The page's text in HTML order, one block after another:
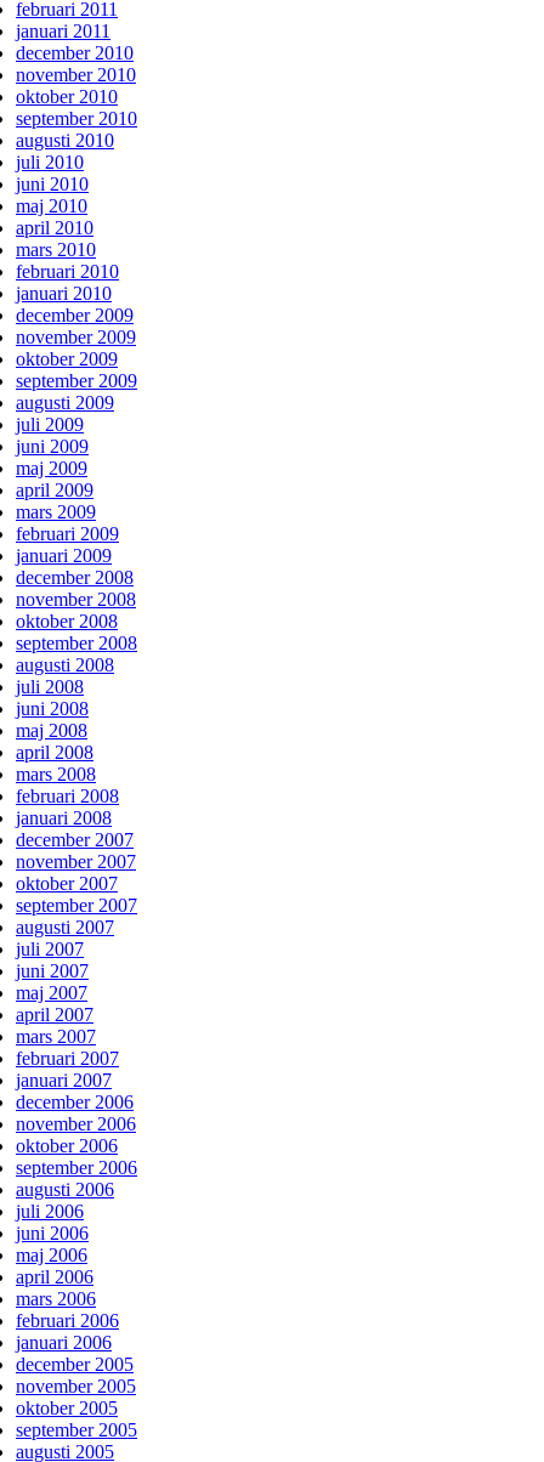
februari 2011
januari 2011
december 2010
november 2010
oktober 2010
september 2010
augusti 2010
juli 2010
juni 2010
maj 2010
april 2010
mars 2010
februari 2010
januari 2010
december 2009
november 2009
oktober 2009
september 2009
augusti 2009
juli 2009
juni 2009
maj 2009
april 2009
mars 2009
februari 2009
januari 2009
december 2008
november 2008
oktober 2008
september 2008
augusti 2008
juli 2008
juni 2008
maj 2008
april 2008
mars 2008
februari 2008
januari 2008
december 2007
november 2007
oktober 2007
september 2007
augusti 2007
juli 2007
juni 2007
maj 2007
april 2007
mars 2007
februari 2007
januari 2007
december 2006
november 2006
oktober 2006
september 2006
augusti 2006
juli 2006
juni 2006
maj 2006
april 2006
mars 2006
februari 2006
januari 2006
december 2005
november 2005
oktober 2005
september 2005
augusti 2005